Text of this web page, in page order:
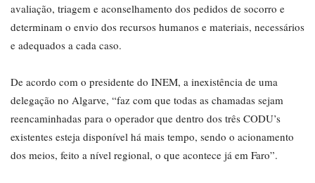
avaliação, triagem e aconselhamento dos pedidos de socorro e
determinam o envio dos recursos humanos e materiais, necessários
e adequados a cada caso.
De acordo com o presidente do INEM, a inexistência de uma
delegação no Algarve, “faz com que todas as chamadas sejam
reencaminhadas para o operador que dentro dos três CODU’s
existentes esteja disponível há mais tempo, sendo o acionamento
dos meios, feito a nível regional, o que acontece já em Faro”.